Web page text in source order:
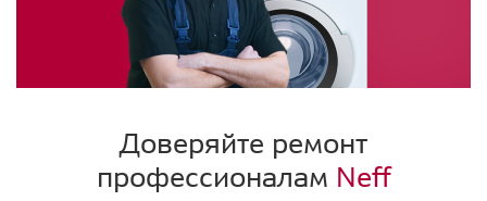
Доверяйте ремонт
профессионалам Neff